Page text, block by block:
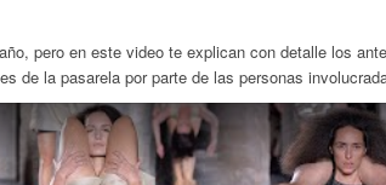
pero en este video te explican con detalle los
de la pasarela por parte de las personas